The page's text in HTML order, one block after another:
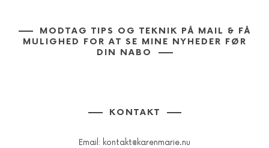
MODTAG TIPS OG TEKNIK PÅ MAIL & FÅ
MULIGHED FOR AT SE MINE NYHEDER FØR
DIN NABO
KONTAKT
Email: kontakt@karenmarie.nu